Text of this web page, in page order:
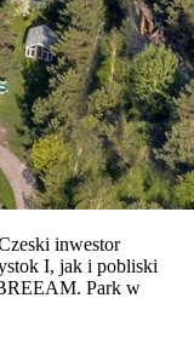
inwestor
I, jak i pobliski
Park w